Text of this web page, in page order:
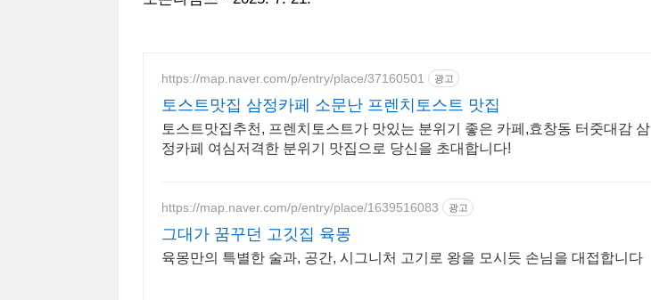
https://map.naver.com/p/entry/place/37160501 광고
토스트맛집 삼정카페 소문난 프렌치토스트 맛집
토스트맛집추천, 프렌치토스트가 맛있는 분위기 좋은 카페,효창동 터줏대감 삼
정카페 여심저격한 분위기 맛집으로 당신을 초대합니다!
https://map.naver.com/p/entry/place/1639516083 광고
그대가 꿈꾸던 고깃집 육몽
육몽만의 특별한 술과, 공간, 시그니처 고기로 왕을 모시듯 손님을 대접합니다